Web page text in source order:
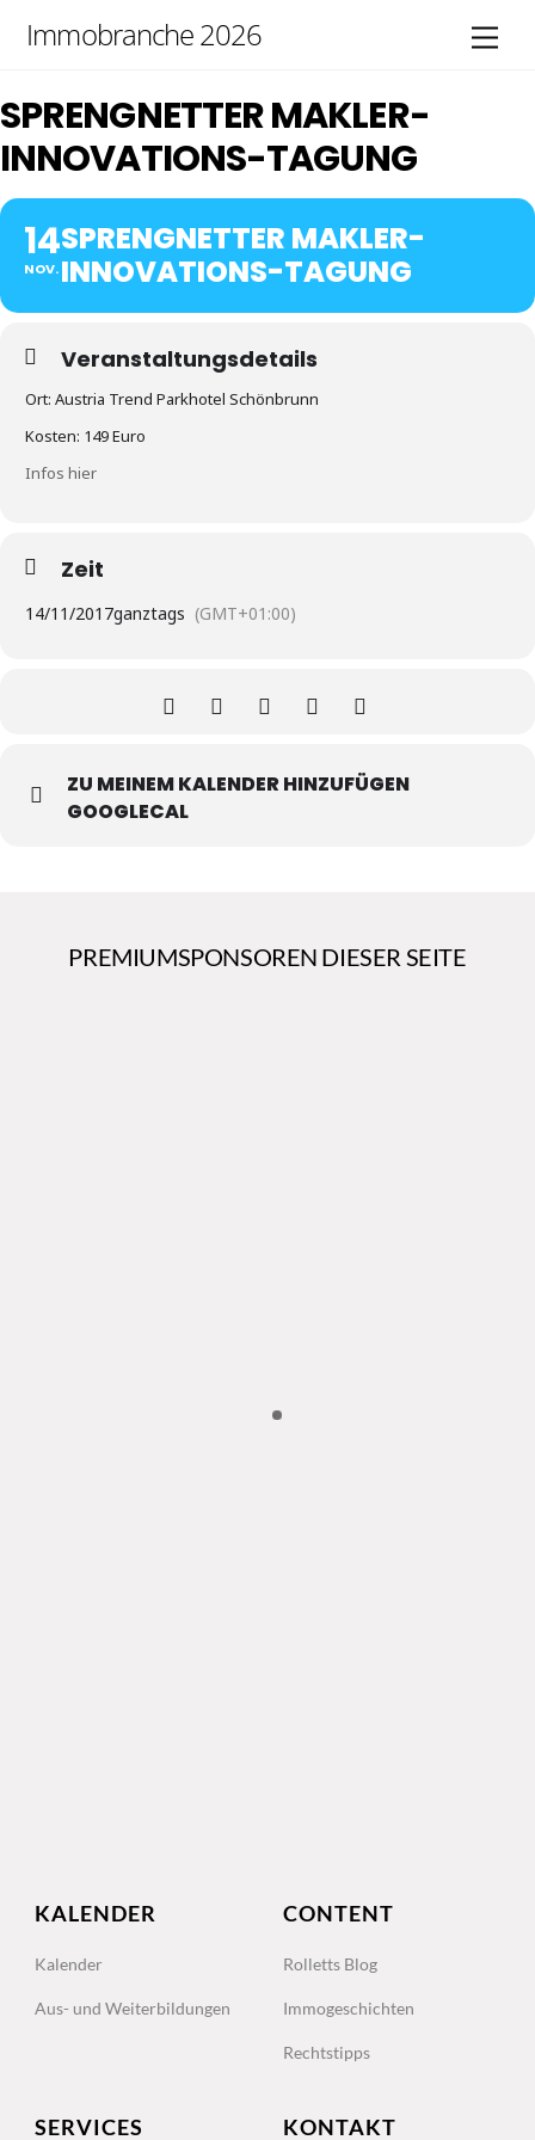
Immobranche 2026
SPRENGNETTER MAKLER-
INNOVATIONS-TAGUNG
14
NOV.
SPRENGNETTER MAKLER-
INNOVATIONS-TAGUNG
Veranstaltungsdetails
Ort: Austria Trend Parkhotel Schönbrunn
Kosten: 149 Euro
Infos hier
Zeit
14/11/2017ganztags (GMT+01:00)
ZU MEINEM KALENDER HINZUFÜGEN
GOOGLECAL
PREMIUMSPONSOREN DIESER SEITE
KALENDER
Kalender
Aus- und Weiterbildungen
CONTENT
Rolletts Blog
Immogeschichten
Rechtstipps
SERVICES KONTAKT